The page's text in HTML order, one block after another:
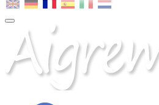
MENU
PRINCIPAL